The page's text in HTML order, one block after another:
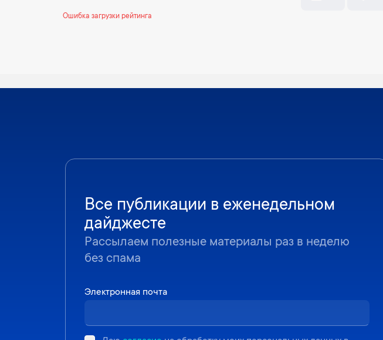
Ошибка загрузки рейтинга
Все публикации в еженедельном
дайджесте
Рассылаем полезные материалы раз в неделю
без спама
Электронная почта